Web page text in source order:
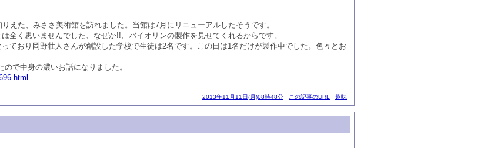
えた、みささ美術館を訪れました。当館は7月にリニューアルしたそうです。
全く思いませんでした、なぜか!!、バイオリンの製作を見せてくれるからです。
ており岡野壮人さんが創設した学校で生徒は2名です。この日は1名だけが製作中でした。色々とお
で中身の濃いお話になりました。
2013年11月11日(月)08時48分 この記事のURL 趣味